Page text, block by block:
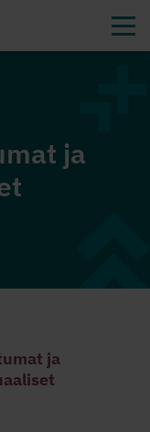
ja
ja